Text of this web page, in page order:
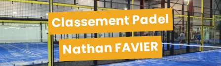
Classement Padel
Nathan FAVIER